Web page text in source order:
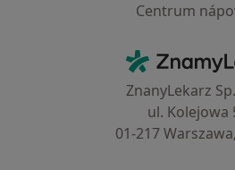
Centrum
ZnanyLekarz
ul. Kolejowa
01-217